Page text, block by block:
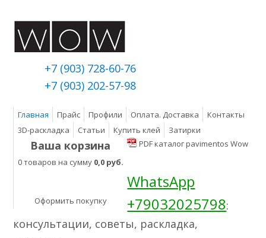
+7 (903) 728-60-76
+7 (903) 202-57-98
Главная Прайс Профили Оплата. Доставка
Контакты
3D-раскладка
Статьи Купить клей Затирки
Ваша корзина
0 товаров на сумму 0,0 руб.
Оформить покупку
PDF каталог pavimentos Wow
WhatsApp
+79032025798:
консультации, советы, раскладка,